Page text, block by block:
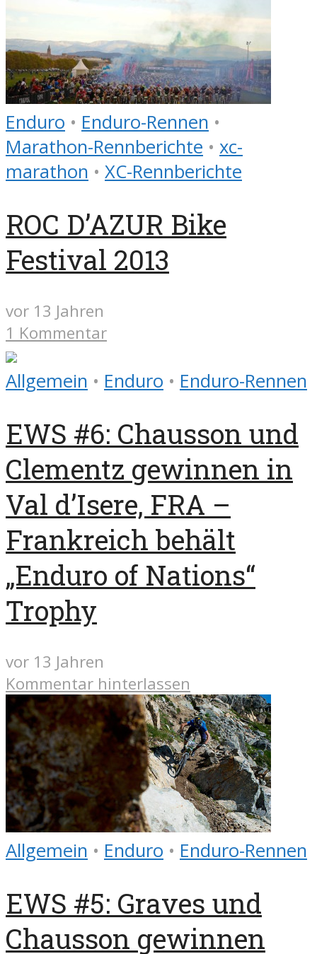
Enduro • Enduro-Rennen •
Marathon-Rennberichte • xc-
marathon • XC-Rennberichte
ROC D’AZUR Bike
Festival 2013
vor 13 Jahren
1 Kommentar
Allgemein • Enduro • Enduro-Rennen
EWS #6: Chausson und
Clementz gewinnen in
Val d’Isere, FRA –
Frankreich behält
„Enduro of Nations“
Trophy
vor 13 Jahren
Kommentar hinterlassen
Allgemein • Enduro • Enduro-Rennen
EWS #5: Graves und
Chausson gewinnen